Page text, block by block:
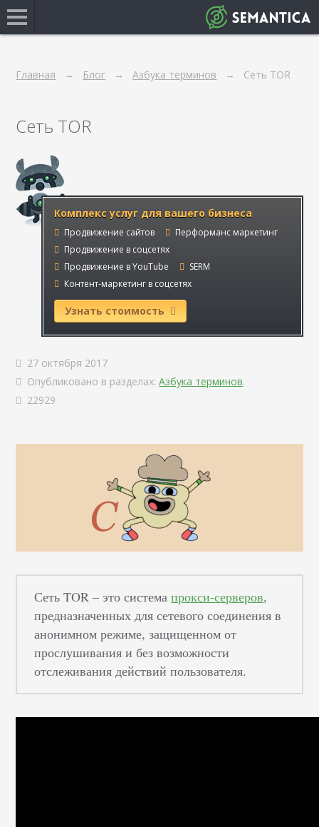
Главная Блог Азбука терминов Сеть TOR
Сеть TOR
Комплекс услуг для вашего бизнеса
Продвижение сайтов
Перформанс маркетинг
Продвижение в соцсетях
Продвижение в YouTube
SERM
Контент-маркетинг в соцсетях
Узнать стоимость
27 октября 2017
Опубликовано в разделах: Азбука терминов.
22929
Сеть TOR – это системапрокси-серверов,
предназначенных для сетевого соединения в
анонимном режиме, защищенном от
прослушивания и без возможности
отслеживания действий пользователя.